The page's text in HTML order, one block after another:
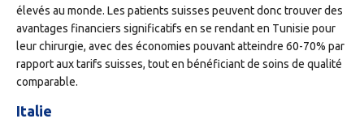
élevés au monde. Les patients suisses peuvent donc trouver des
avantages financiers significatifs en se rendant en Tunisie pour
leur chirurgie, avec des économies pouvant atteindre 60-70% par
rapport aux tarifs suisses, tout en bénéficiant de soins de qualité
comparable.
Italie